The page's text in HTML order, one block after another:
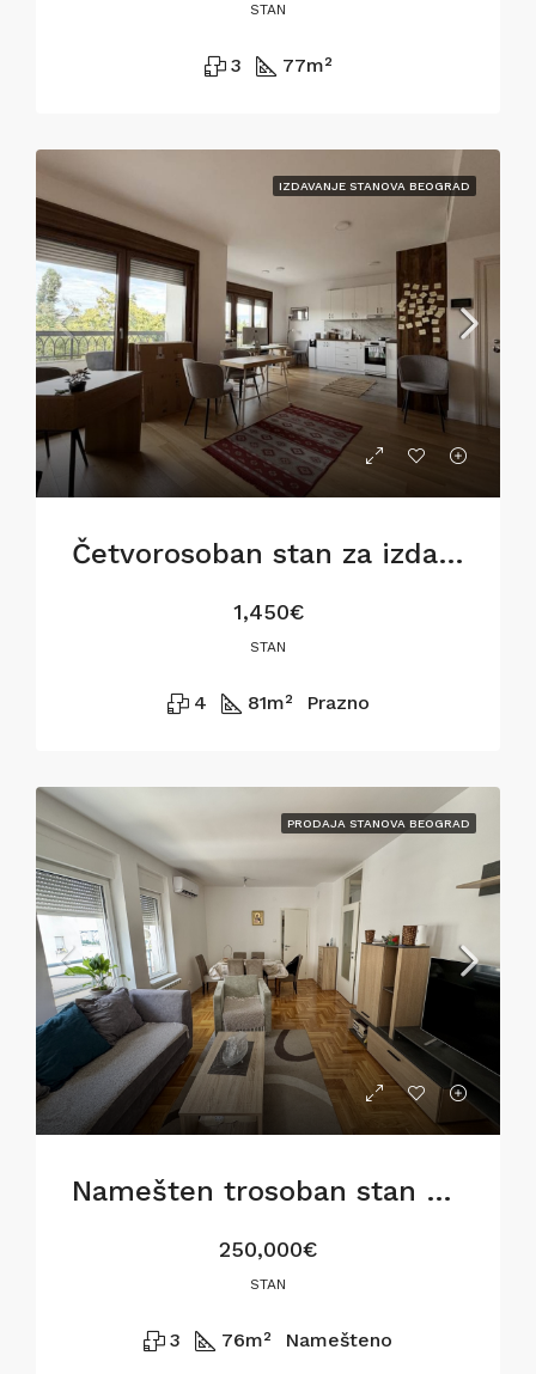
STAN
3 77m²
IZDAVANJE STANOVA BEOGRAD
Četvorosoban stan za izdavanje na Dorćolu, 81m2
1,450€
STAN
4 81m² Prazno
PRODAJA STANOVA BEOGRAD
Namešten trosoban stan u Gostivarskoj ulici,76m2
250,000€
STAN
3 76m² Namešteno